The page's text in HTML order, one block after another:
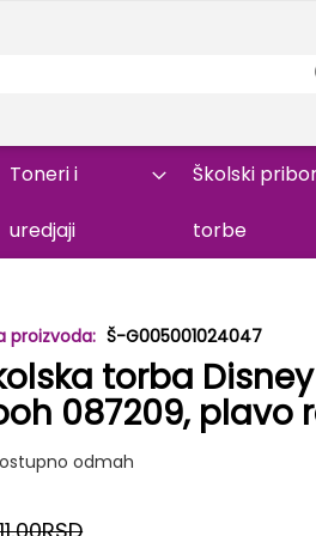
Toneri i
uredjaji
Školski
torbe
Š-G005001024047
torba
087209, plavo
odmah